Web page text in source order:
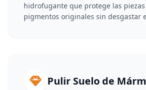
hidrofugante que protege las piezas
pigmentos originales sin desgastar
Pulir Suelo de